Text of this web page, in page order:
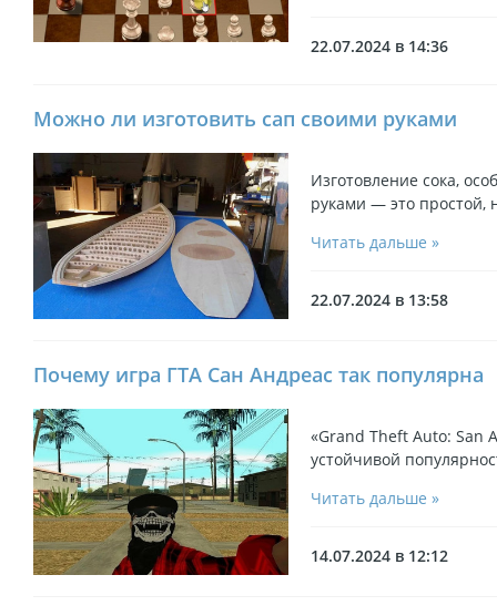
22.07.2024 в 14:36
Можно ли изготовить сап своими руками
Изготовление сока,
руками — это простой,
Читать дальше »
22.07.2024 в 13:58
Почему игра ГТА Сан Андреас так популярна
«Grand Theft Auto: San
устойчивой
Читать дальше »
14.07.2024 в 12:12